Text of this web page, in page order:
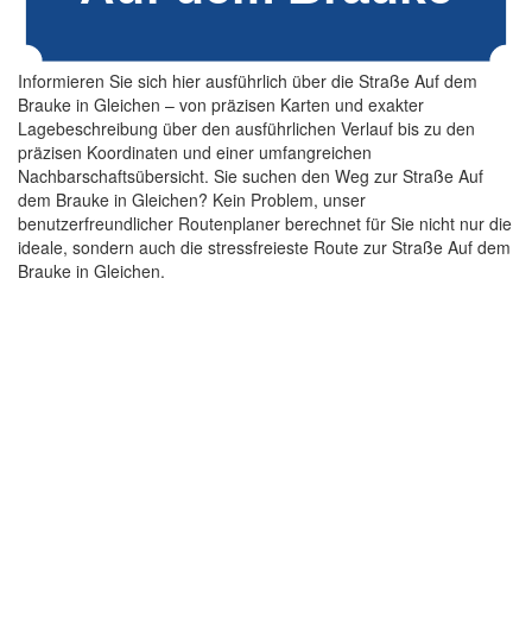
Informieren Sie sich hier ausführlich über die Straße Auf dem
Brauke in Gleichen – von präzisen Karten und exakter
Lagebeschreibung über den ausführlichen Verlauf bis zu den
präzisen Koordinaten und einer umfangreichen
Nachbarschaftsübersicht. Sie suchen den Weg zur Straße Auf
dem Brauke in Gleichen? Kein Problem, unser
benutzerfreundlicher Routenplaner berechnet für Sie nicht nur die
ideale, sondern auch die stressfreieste Route zur Straße Auf dem
Brauke in Gleichen.